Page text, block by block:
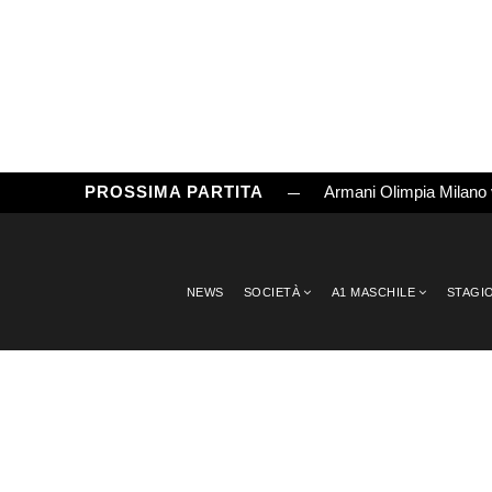
PROSSIMA PARTITA Armani Olimpia
NEWS SOCIETÀ A1 MASCHILE